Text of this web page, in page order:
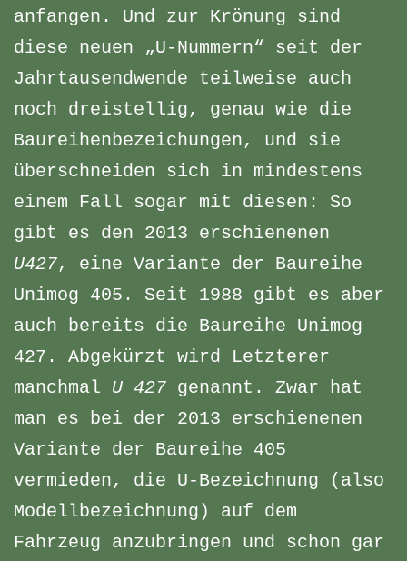
anfangen. Und zur Krönung sind
diese neuen „U-Nummern“ seit der
Jahrtausendwende teilweise auch
noch dreistellig, genau wie die
Baureihenbezeichungen, und sie
überschneiden sich in mindestens
einem Fall sogar mit diesen: So
gibt es den 2013 erschienenen
U427, eine Variante der Baureihe
Unimog 405. Seit 1988 gibt es aber
auch bereits die Baureihe Unimog
427. Abgekürzt wird Letzterer
manchmal U 427 genannt. Zwar hat
man es bei der 2013 erschienenen
Variante der Baureihe 405
vermieden, die U-Bezeichnung (also
Modellbezeichnung) auf dem
Fahrzeug anzubringen und schon gar